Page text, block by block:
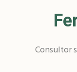
Consultor